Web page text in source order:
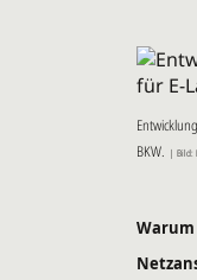
BKW. | Bild: